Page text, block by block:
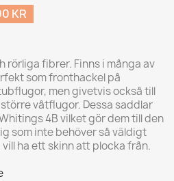
KR
rörliga fibrer. Finns i många av
som fronthackel på
men givetvis också till
våtflugor. Dessa saddlar
4B vilket gör dem till den
som inte behöver så väldigt
ha ett skinn att plocka från.